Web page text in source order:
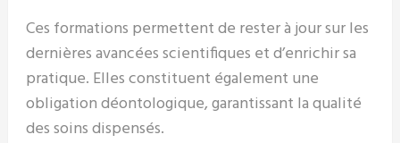
Ces formations permettent de rester à jour sur les
dernières avancées scientifiques et d’enrichir sa
pratique. Elles constituent également une
obligation déontologique, garantissant la qualité
des soins dispensés.